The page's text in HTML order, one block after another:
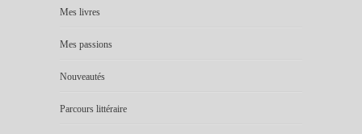
Mes livres
Mes passions
Nouveautés
Parcours littéraire